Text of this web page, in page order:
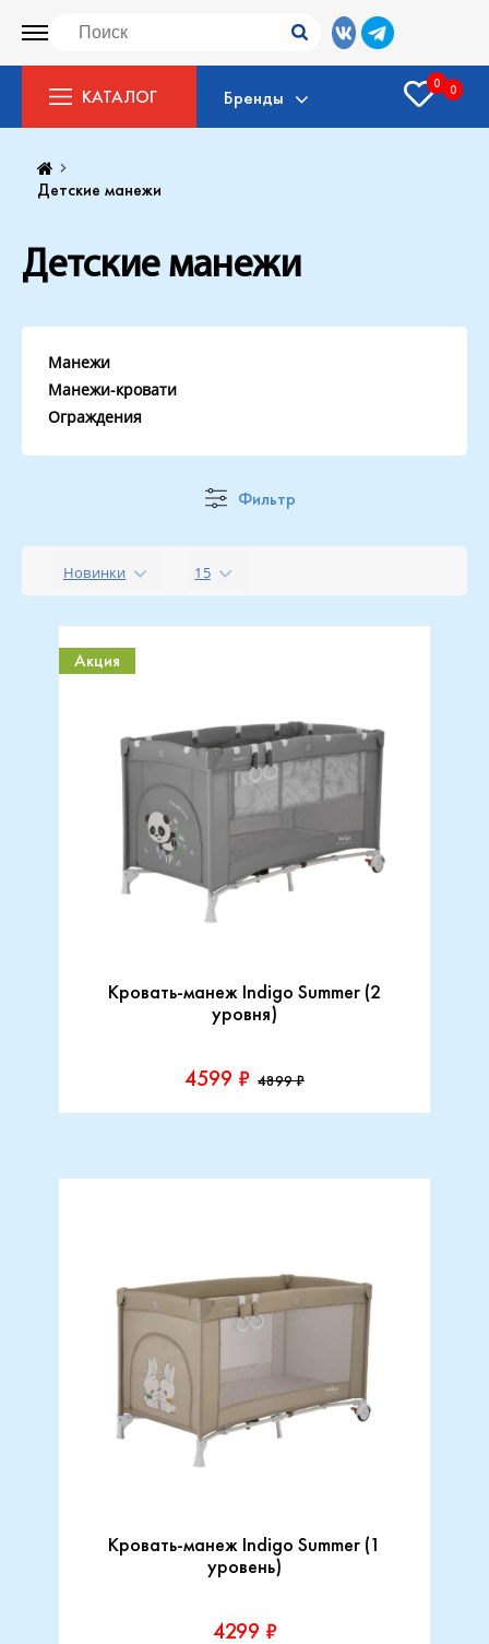
КАТАЛОГ Бренды
0 0
Детские манежи
Детские манежи
Манежи
Манежи-кровати
Ограждения
Фильтр
Новинки 15
Кровать-манеж Indigo Summer (2
уровня)
Акция
4599 ₽ 4899 ₽
Кровать-манеж Indigo Summer (1
уровень)
4299 ₽